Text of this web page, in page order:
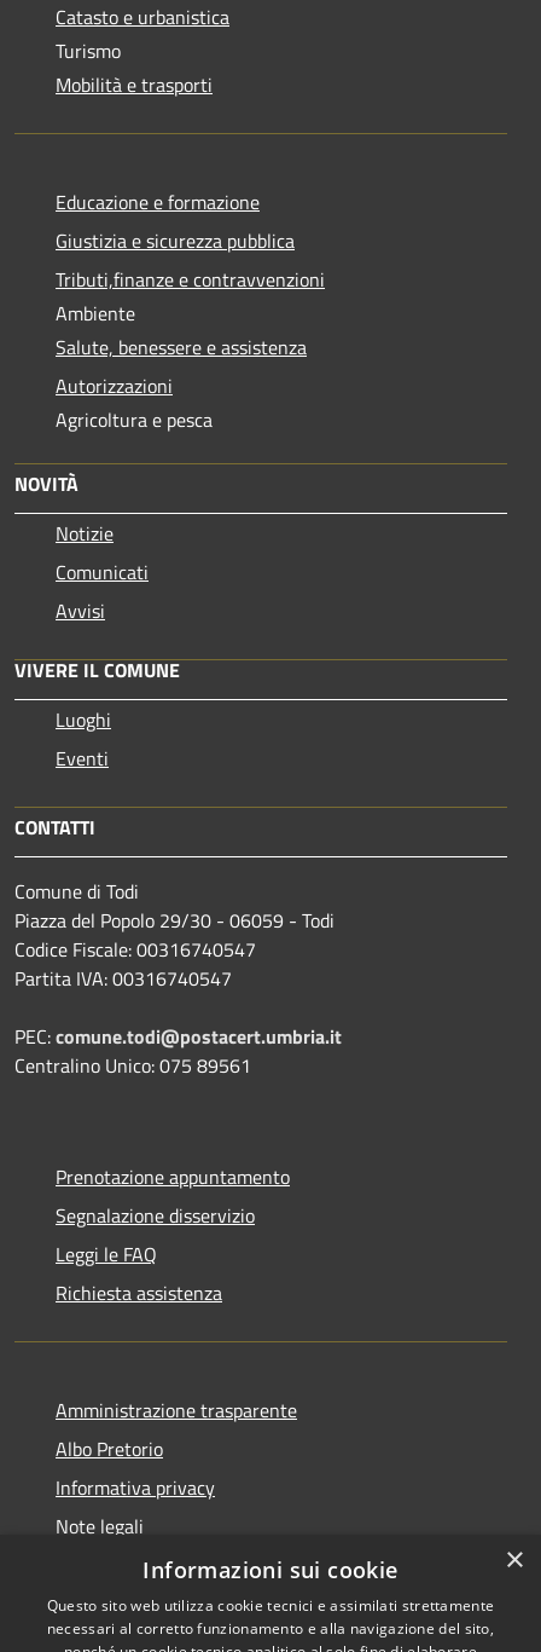
Catasto e urbanistica
Turismo
Mobilità e trasporti
Educazione e formazione
Giustizia e sicurezza pubblica
Tributi,finanze e contravvenzioni
Ambiente
Salute, benessere e assistenza
Autorizzazioni
Agricoltura e pesca
NOVITÀ
Notizie
Comunicati
Avvisi
VIVERE IL COMUNE
Luoghi
Eventi
CONTATTI
Comune di Todi
Piazza del Popolo 29/30 - 06059 - Todi
Codice Fiscale: 00316740547
Partita IVA: 00316740547
PEC:comune.todi@postacert.umbria.it
Centralino Unico: 075 89561
Prenotazione appuntamento
Segnalazione disservizio
Leggi le FAQ
Richiesta assistenza
Amministrazione trasparente
Albo Pretorio
Informativa privacy
Note legali
Dichiarazione di accessibilità
×
Informazioni sui cookie
Questo sito web utilizza cookie tecnici e assimilati strettamente
necessari al corretto funzionamento e alla navigazione del sito,